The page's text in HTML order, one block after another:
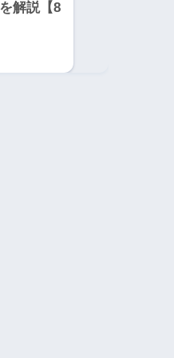
解説【8